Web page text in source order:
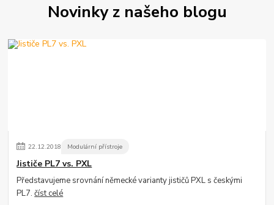
Novinky z našeho blogu
22.12.2018 Modulární přístroje
Jističe PL7 vs. PXL
Představujeme srovnání německé varianty jističů PXL s českými
PL7.číst celé